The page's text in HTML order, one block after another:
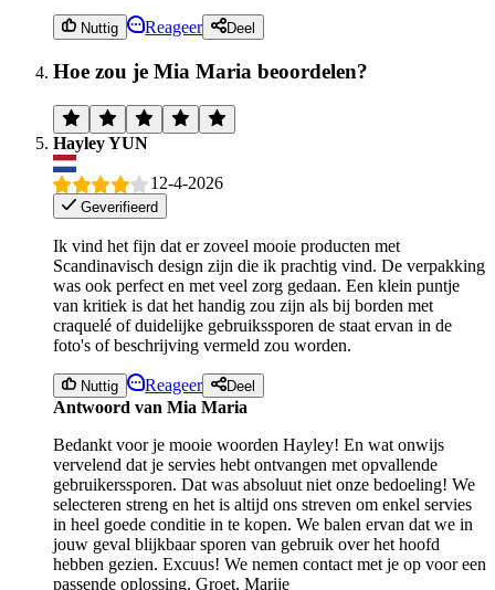
Nuttig Reageer Deel
Hoe zou je Mia Maria beoordelen?
Hayley YUN
12-4-2026
Geverifieerd
Ik vind het fijn dat er zoveel mooie producten met
Scandinavisch design zijn die ik prachtig vind. De verpakking
was ook perfect en met veel zorg gedaan. Een klein puntje
van kritiek is dat het handig zou zijn als bij borden met
craquelé of duidelijke gebruikssporen de staat ervan in de
foto's of beschrijving vermeld zou worden.
Nuttig Reageer Deel
Antwoord van Mia Maria
Bedankt voor je mooie woorden Hayley! En wat onwijs
vervelend dat je servies hebt ontvangen met opvallende
gebruikerssporen. Dat was absoluut niet onze bedoeling! We
selecteren streng en het is altijd ons streven om enkel servies
in heel goede conditie in te kopen. We balen ervan dat we in
jouw geval blijkbaar sporen van gebruik over het hoofd
hebben gezien. Excuus! We nemen contact met je op voor een
passende oplossing. Groet, Marije